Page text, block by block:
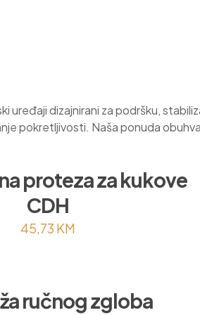
uređaji dizajnirani za podršku,
pokretljivosti. Naša ponuda
proteza za kukove
CDH
45,73 KM
ručnog zgloba